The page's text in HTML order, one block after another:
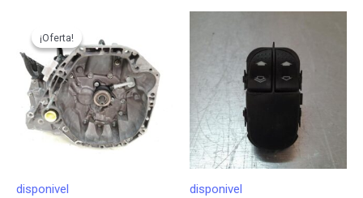
¡Oferta!
disponivel
¡Oferta!
disponivel